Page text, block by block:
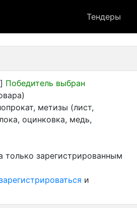
Тендеры
Победитель выбран
метизы (лист,
оцинковка, медь,
только зарегистрированным
и